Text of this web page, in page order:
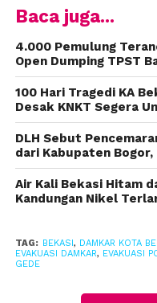
Ia kemudian
lama setelah laporan
langsung menuju
Proses evakuasi
air memiliki celah
Meski begitu,
mengangkat ponsel
kembali kepada
hati saat membawa
Baca juga...
4.000 Pemulung
Open Dumping TPST
100 Hari Tragedi KA
Desak KNKT Segera
DLH Sebut
dari Kabupaten
Air Kali Bekasi Hitam
Kandungan Nikel
TAG: BEKASI , DAMKAR KOTA
EVAKUASI DAMKAR, EVAKUASI
GEDE